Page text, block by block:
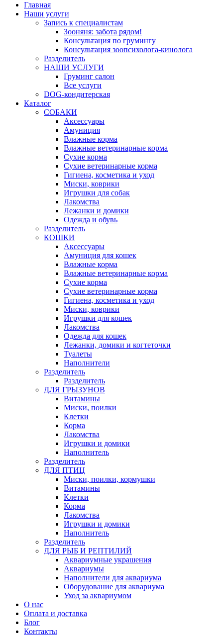
Главная
Наши услуги
Запись к специалистам
Зооняня: забота рядом!
Консультация по грумингу
Консультация зоопсихолога-кинолога
Pазделитель
НАШИ УСЛУГИ
Груминг салон
Все услуги
DOG-кондитерская
Каталог
СОБАКИ
Аксессуары
Амуниция
Влажные корма
Влажные ветеринарные корма
Сухие корма
Сухие ветеринарные корма
Гигиена, косметика и уход
Миски, коврики
Игрушки для собак
Лакомства
Лежанки и домики
Одежда и обувь
Разделитель
КОШКИ
Аксессуары
Амуниция для кошек
Влажные корма
Влажные ветеринарные корма
Сухие корма
Сухие ветеринарные корма
Гигиена, косметика и уход
Миски, коврики
Игрушки для кошек
Лакомства
Одежда для кошек
Лежанки, домики и когтеточки
Туалеты
Наполнители
Pазделитель
Разделитель
ДЛЯ ГРЫЗУНОВ
Витамины
Миски, поилки
Клетки
Корма
Лакомства
Игрушки и домики
Наполнитель
Разделитель
ДЛЯ ПТИЦ
Миски, поилки, кормушки
Витамины
Клетки
Корма
Лакомства
Игрушки и домики
Наполнитель
Разделитель
ДЛЯ РЫБ И РЕПТИЛИЙ
Аквариумные украшения
Аквариумы
Наполнители для аквариума
Оборудование для аквариума
Уход за аквариумом
О нас
Оплата и доставка
Блог
Контакты